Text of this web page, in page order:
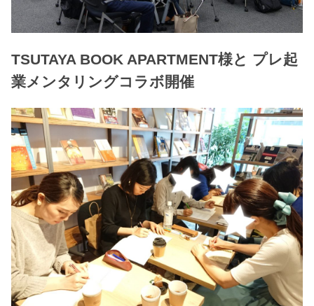
TSUTAYA BOOK APARTMENT様と プレ起
業メンタリングコラボ開催